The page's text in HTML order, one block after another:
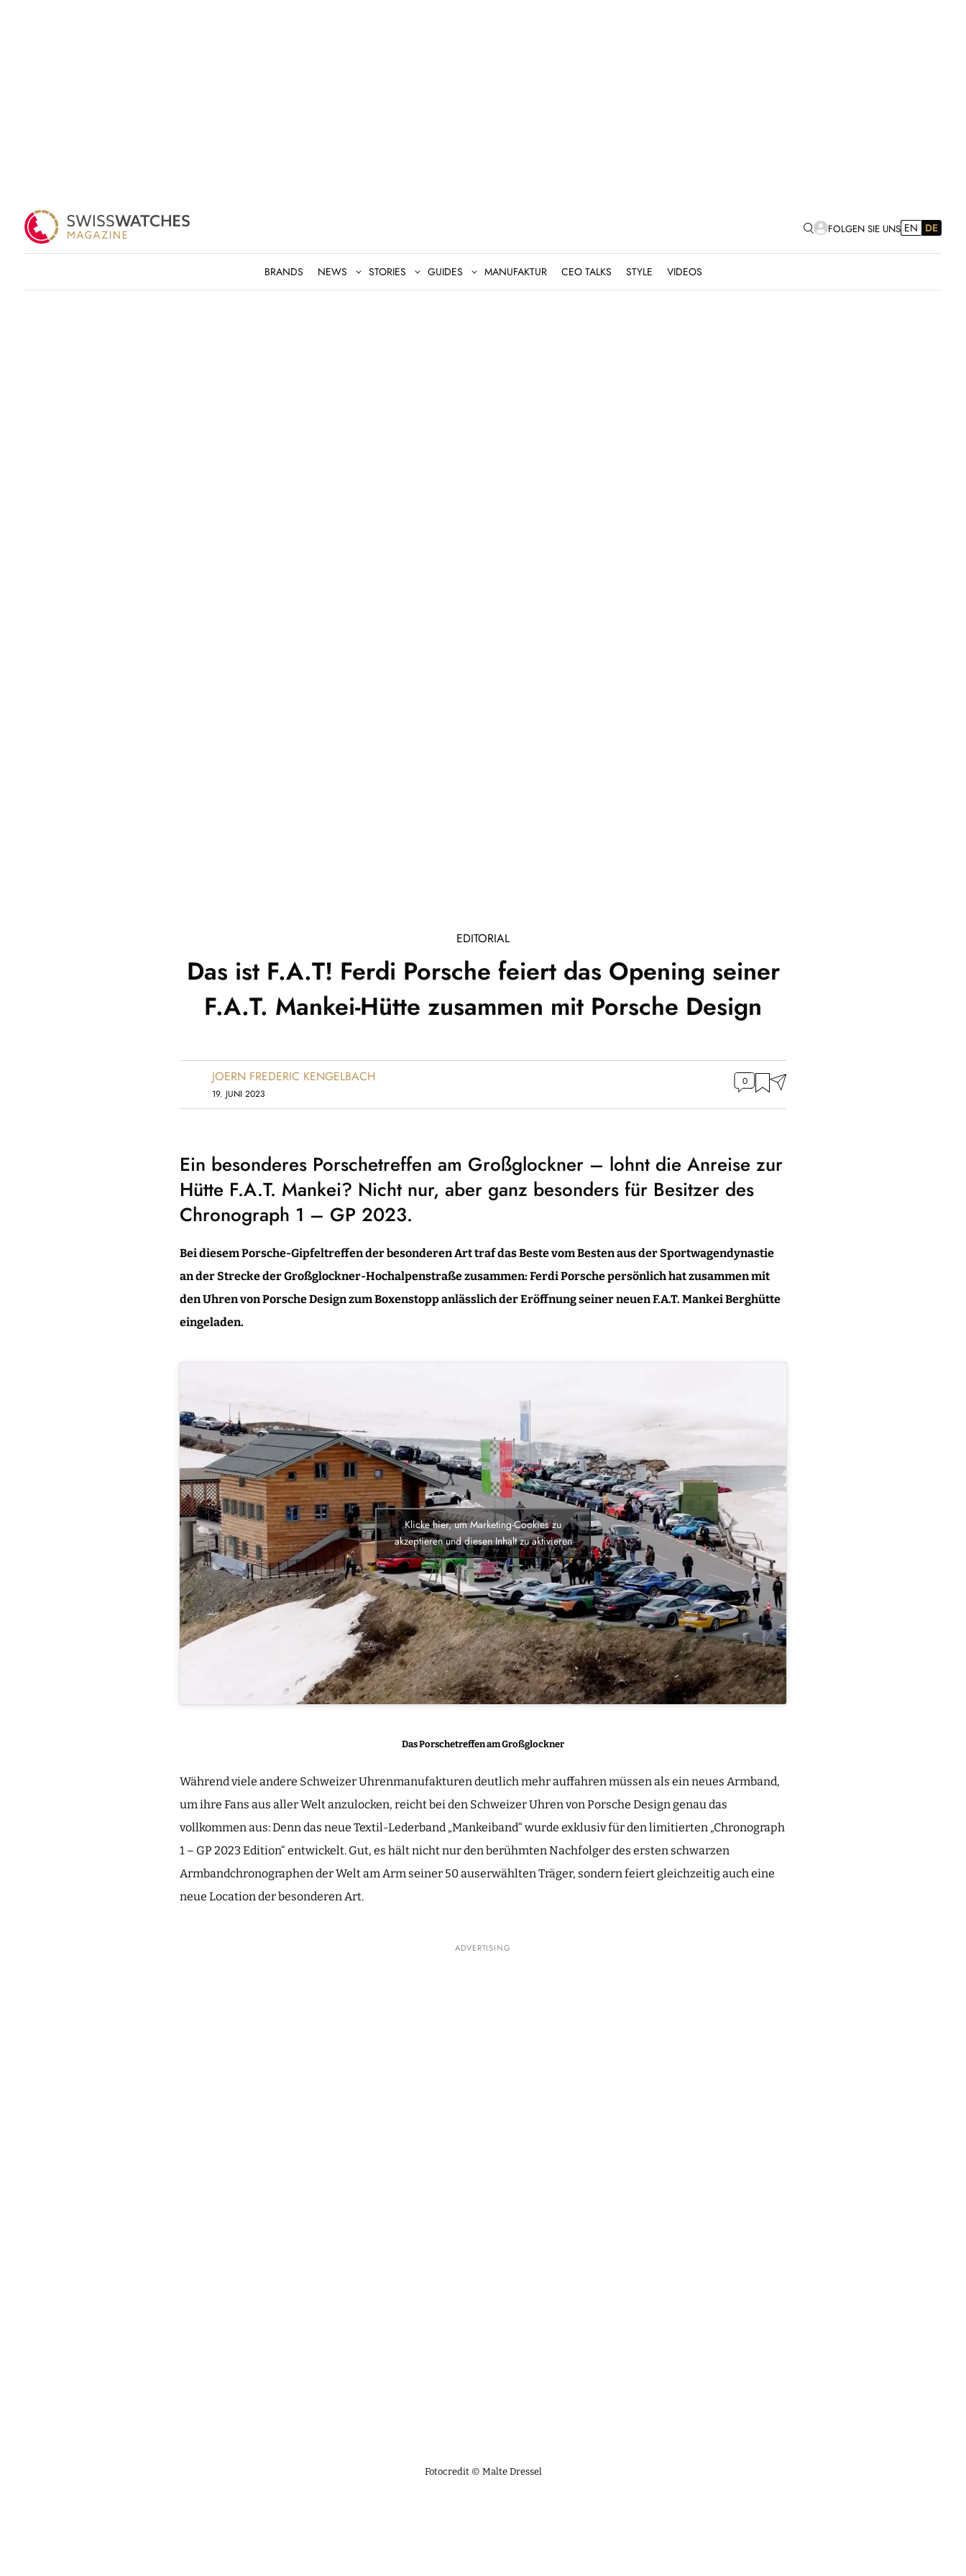
FOLGEN SIE UNS EN DE
BRANDS NEWS STORIES GUIDES MANUFAKTUR CEO TALKS STYLE VIDEOS
EDITORIAL
Das ist F.A.T! Ferdi Porsche feiert das Opening seiner
F.A.T. Mankei-Hütte zusammen mit Porsche Design
JOERN FREDERIC KENGELBACH
19. JUNI 2023
0
Ein besonderes Porschetreffen am Großglockner – lohnt die Anreise zur
Hütte F.A.T. Mankei? Nicht nur, aber ganz besonders für Besitzer des
Chronograph 1 – GP 2023.
Bei diesem Porsche-Gipfeltreffen der besonderen Art traf das Beste vom Besten aus der Sportwagendynastie
an der Strecke der Großglockner-Hochalpenstraße zusammen: Ferdi Porsche persönlich hat zusammen mit
den Uhren von Porsche Design zum Boxenstopp anlässlich der Eröffnung seiner neuen F.A.T. Mankei Berghütte
eingeladen.
Klicke hier, um Marketing-Cookies zu
akzeptieren und diesen Inhalt zu aktivieren
Das Porschetreffen am Großglockner
Während viele andere Schweizer Uhrenmanufakturen deutlich mehr auffahren müssen als ein neues Armband,
um ihre Fans aus aller Welt anzulocken, reicht bei den Schweizer Uhren von Porsche Design genau das
vollkommen aus: Denn das neue Textil-Lederband „Mankeiband“ wurde exklusiv für den limitierten „Chronograph
1 – GP 2023 Edition“ entwickelt. Gut, es hält nicht nur den berühmten Nachfolger des ersten schwarzen
Armbandchronographen der Welt am Arm seiner 50 auserwählten Träger, sondern feiert gleichzeitig auch eine
neue Location der besonderen Art.
ADVERTISING
Fotocredit © Malte Dressel